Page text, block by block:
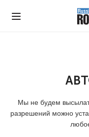
Мы не будем
разрешений можно